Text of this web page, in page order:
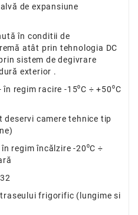
de expansiune
în conditii de
atât prin tehnologia DC
sistem de degivrare
exterior .
regim racire -15⁰C ÷ +50⁰C
tehnice tip
-20⁰C ÷
frigorific (lungime si